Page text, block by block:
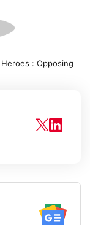
: Opposing